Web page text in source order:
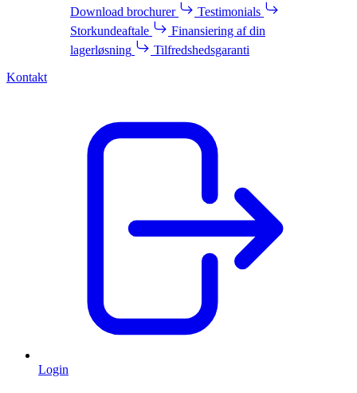
Download brochurer
Testimonials
Storkundeaftale
Finansiering af din
lagerløsning
Tilfredshedsgaranti
Kontakt
Login